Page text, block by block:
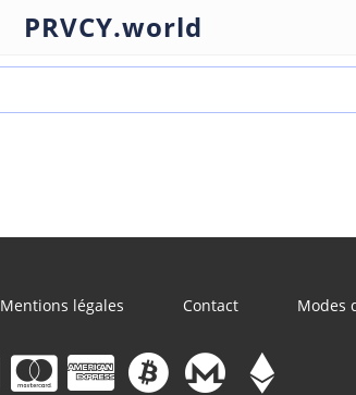
PRVCY.world
Mentions légales Contact Modes